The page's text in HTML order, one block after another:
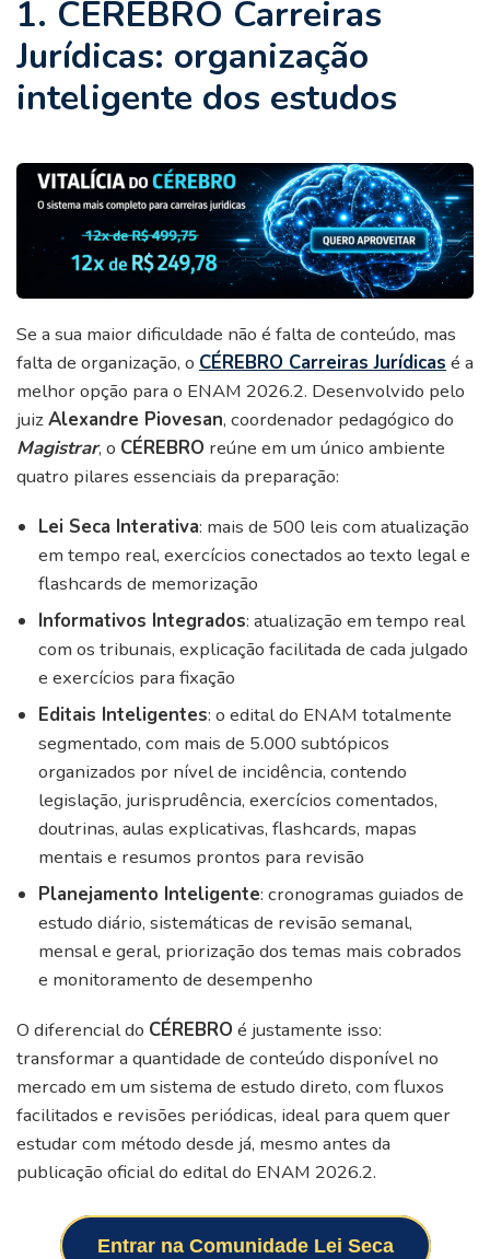
1. CÉREBRO Carreiras
Jurídicas: organização
inteligente dos estudos
Se a sua maior dificuldade não é falta de conteúdo, mas
falta de organização, o CÉREBRO Carreiras Jurídicas é a
melhor opção para o ENAM 2026.2. Desenvolvido pelo
juizAlexandre Piovesan, coordenador pedagógico do
Magistrar, o CÉREBRO reúne em um único ambiente
quatro pilares essenciais da preparação:
Lei Seca Interativa: mais de 500 leis com atualização
em tempo real, exercícios conectados ao texto legal e
flashcards de memorização
Informativos Integrados: atualização em tempo real
com os tribunais, explicação facilitada de cada julgado
e exercícios para fixação
Editais Inteligentes: o edital do ENAM totalmente
segmentado, com mais de 5.000 subtópicos
organizados por nível de incidência, contendo
legislação, jurisprudência, exercícios comentados,
doutrinas, aulas explicativas, flashcards, mapas
mentais e resumos prontos para revisão
Planejamento Inteligente: cronogramas guiados de
estudo diário, sistemáticas de revisão semanal,
mensal e geral, priorização dos temas mais cobrados
e monitoramento de desempenho
O diferencial do CÉREBRO é justamente isso:
transformar a quantidade de conteúdo disponível no
mercado em um sistema de estudo direto, com fluxos
facilitados e revisões periódicas, ideal para quem quer
estudar com método desde já, mesmo antes da
publicação oficial do edital do ENAM 2026.2.
Entrar na Comunidade Lei Seca